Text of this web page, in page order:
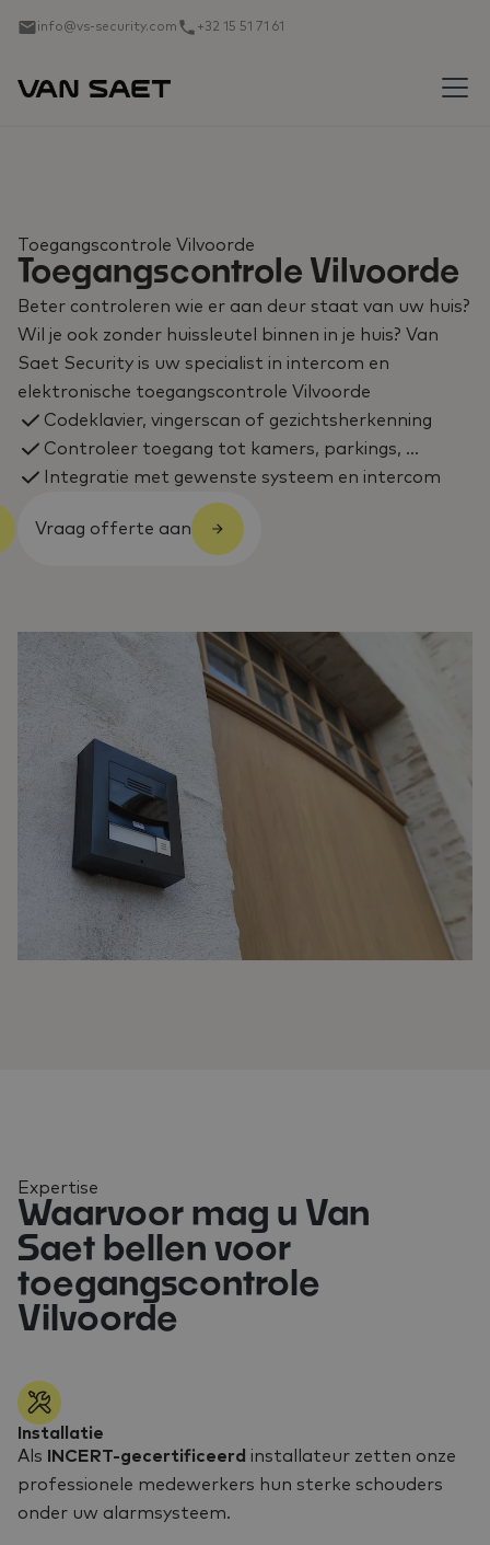
info@vs-security.com +32 15 51 71 61
Toegangscontrole Vilvoorde
Toegangscontrole Vilvoorde
Beter controleren wie er aan deur staat van uw huis?
Wil je ook zonder huissleutel binnen in je huis? Van
Saet Security is uw specialist in intercom en
elektronische toegangscontrole Vilvoorde
Codeklavier, vingerscan of gezichtsherkenning
Controleer toegang tot kamers, parkings, …
Integratie met gewenste systeem en intercom
Vraag offerte aan
Expertise
Waarvoor mag u Van
Saet bellen voor
toegangscontrole
Vilvoorde
Installatie
Als
INCERT-gecertificeerd installateur zetten onze
professionele medewerkers hun sterke schouders
onder uw alarmsysteem.